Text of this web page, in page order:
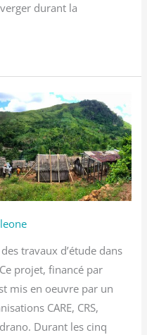
durant la
travaux d’étude dans
projet, financé par
mis en oeuvre par un
CARE, CRS,
Durant les cinq